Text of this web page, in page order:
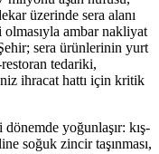
üzerinde sera alanı
ambar nakliyat
sera ürünlerinin yurt
tedariki,
ihracat hattı için kritik
yoğunlaşır: kış-
soğuk zincir taşınması,